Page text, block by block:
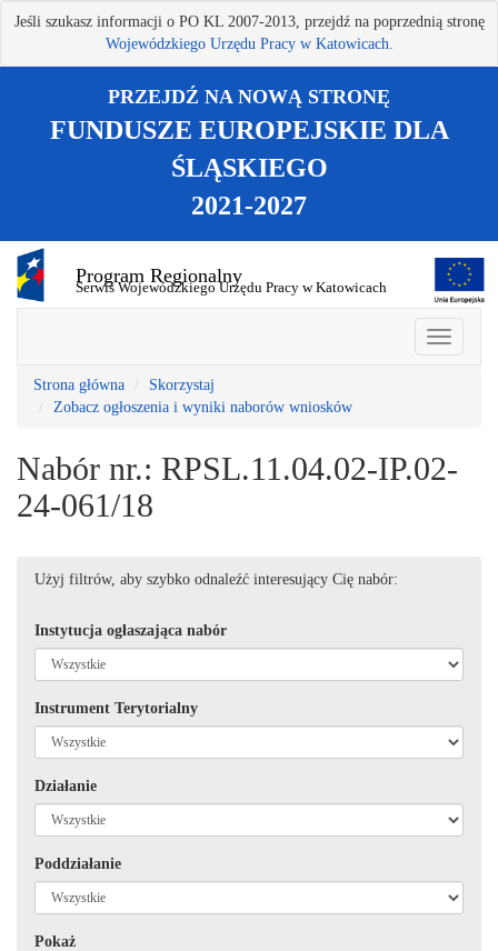
Jeśli szukasz informacji o PO KL 2007-2013, przejdź na poprzednią stronę
Wojewódzkiego Urzędu Pracy w Katowicach.
PRZEJDŹ NA NOWĄ STRONĘ
FUNDUSZE EUROPEJSKIE DLA
ŚLĄSKIEGO
2021-2027
Program Regionalny
Serwis Wojewódzkiego Urzędu Pracy w Katowicach
Strona główna
Skorzystaj
Zobacz ogłoszenia i wyniki naborów wniosków
Nabór nr.: RPSL.11.04.02-IP.02-
24-061/18
Użyj filtrów, aby szybko odnaleźć interesujący Cię nabór:
Instytucja ogłaszająca nabór
Instrument Terytorialny
Działanie
Poddziałanie
Pokaż